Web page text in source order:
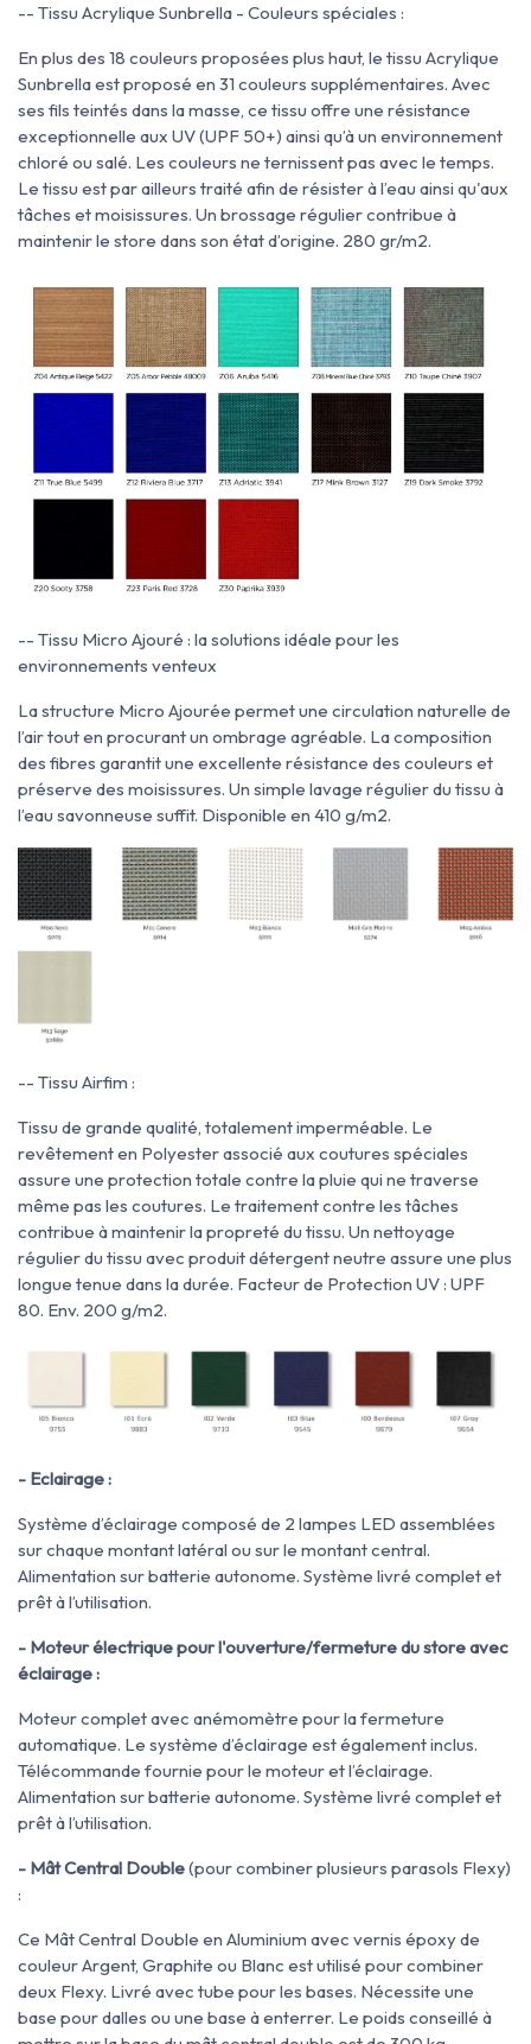
-- Tissu Acrylique Sunbrella - Couleurs spéciales :
En plus des 18 couleurs proposées plus haut, le tissu Acrylique
Sunbrella est proposé en 31 couleurs supplémentaires. Avec
ses fils teintés dans la masse, ce tissu offre une résistance
exceptionnelle aux UV (UPF 50+) ainsi qu’à un environnement
chloré ou salé. Les couleurs ne ternissent pas avec le temps.
Le tissu est par ailleurs traité afin de résister à l’eau ainsi qu'aux
tâches et moisissures. Un brossage régulier contribue à
maintenir le store dans son état d’origine. 280 gr/m2.
-- Tissu Micro Ajouré : la solutions idéale pour les
environnements venteux
La structure Micro Ajourée permet une circulation naturelle de
l’air tout en procurant un ombrage agréable. La composition
des fibres garantit une excellente résistance des couleurs et
préserve des moisissures. Un simple lavage régulier du tissu à
l’eau savonneuse suffit. Disponible en 410 g/m2.
-- Tissu Airfim :
Tissu de grande qualité, totalement imperméable. Le
revêtement en Polyester associé aux coutures spéciales
assure une protection totale contre la pluie qui ne traverse
même pas les coutures. Le traitement contre les tâches
contribue à maintenir la propreté du tissu. Un nettoyage
régulier du tissu avec produit détergent neutre assure une plus
longue tenue dans la durée. Facteur de Protection UV : UPF
80. Env. 200 g/m2.
- Eclairage :
Système d’éclairage composé de 2 lampes LED assemblées
sur chaque montant latéral ou sur le montant central.
Alimentation sur batterie autonome. Système livré complet et
prêt à l’utilisation.
- Moteur électrique pour l'ouverture/fermeture du store avec
éclairage :
Moteur complet avec anémomètre pour la fermeture
automatique. Le système d’éclairage est également inclus.
Télécommande fournie pour le moteur et l’éclairage.
Alimentation sur batterie autonome. Système livré complet et
prêt à l’utilisation.
- Mât Central Double(pour combiner plusieurs parasols Flexy)
:
Ce Mât Central Double en Aluminium avec vernis époxy de
couleur Argent, Graphite ou Blanc est utilisé pour combiner
deux Flexy. Livré avec tube pour les bases. Nécessite une
base pour dalles ou une base à enterrer. Le poids conseillé à